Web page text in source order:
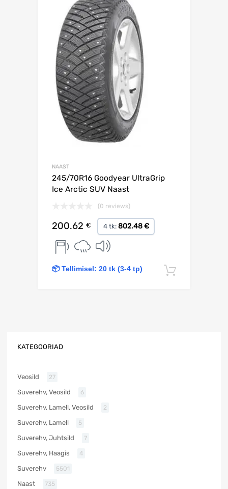
NAAST
245/70R16 Goodyear UltraGrip
Ice Arctic SUV Naast
(0 reviews)
200.62 € 4 tk: 802.48 €
📦 Tellimisel: 20 tk (3-4 tp)
KATEGOORIAD
Veosild 27
Suverehv, Veosild 6
Suverehv, Lamell, Veosild 2
Suverehv, Lamell 5
Suverehv, Juhtsild 7
Suverehv, Haagis 4
Suverehv 5501
Naast 735